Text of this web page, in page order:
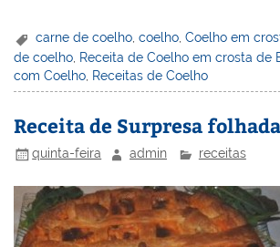
er
e
st
k
e
dI
n
c
e
b
o
o
k
itt
er
ai
l
h
o
o
M
ai
l
t
carne de coelho ,coelho ,Coelho em
de coelho Receita de Coelho em crosta de
com Coelho Receitas de Coelho
Receita de Surpresa
quinta-feira admin receitas